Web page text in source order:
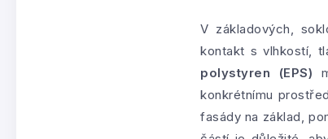
V základových,
kontakt s vlhkostí,
polystyren (EPS)
konkrétnímu
fasády na základ,